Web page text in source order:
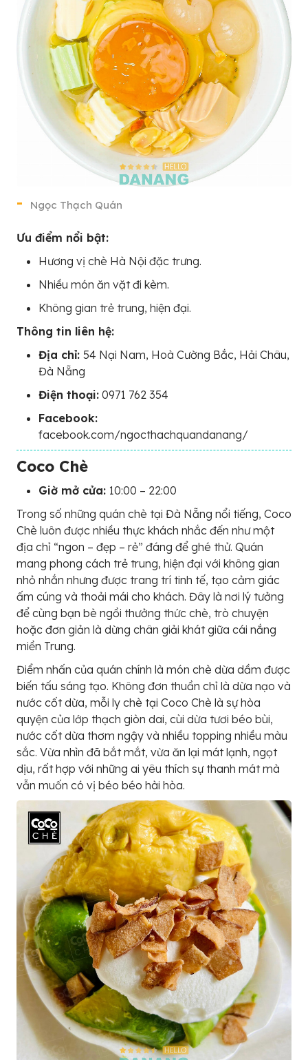
Ngọc Thạch Quán
Ưu điểm nổi bật:
Hương vị chè Hà Nội đặc trưng.
Nhiều món ăn vặt đi kèm.
Không gian trẻ trung, hiện đại.
Thông tin liên hệ:
Địa chỉ: 54 Nại Nam, Hoà Cường Bắc, Hải Châu,
Đà Nẵng
Điện thoại: 0971 762 354
Facebook:
facebook.com/ngocthachquandanang/
Coco Chè
Giờ mở cửa: 10:00 – 22:00
Trong số những quán chè tại Đà Nẵng nổi tiếng, Coco
Chè luôn được nhiều thực khách nhắc đến như một
địa chỉ “ngon – đẹp – rẻ” đáng để ghé thử. Quán
mang phong cách trẻ trung, hiện đại với không gian
nhỏ nhắn nhưng được trang trí tinh tế, tạo cảm giác
ấm cúng và thoải mái cho khách. Đây là nơi lý tưởng
để cùng bạn bè ngồi thưởng thức chè, trò chuyện
hoặc đơn giản là dừng chân giải khát giữa cái nắng
miền Trung.
Điểm nhấn của quán chính là món chè dừa dầm được
biến tấu sáng tạo. Không đơn thuần chỉ là dừa nạo và
nước cốt dừa, mỗi ly chè tại Coco Chè là sự hòa
quyện của lớp thạch giòn dai, cùi dừa tươi béo bùi,
nước cốt dừa thơm ngậy và nhiều topping nhiều màu
sắc. Vừa nhìn đã bắt mắt, vừa ăn lại mát lạnh, ngọt
dịu, rất hợp với những ai yêu thích sự thanh mát mà
vẫn muốn có vị béo béo hài hòa.